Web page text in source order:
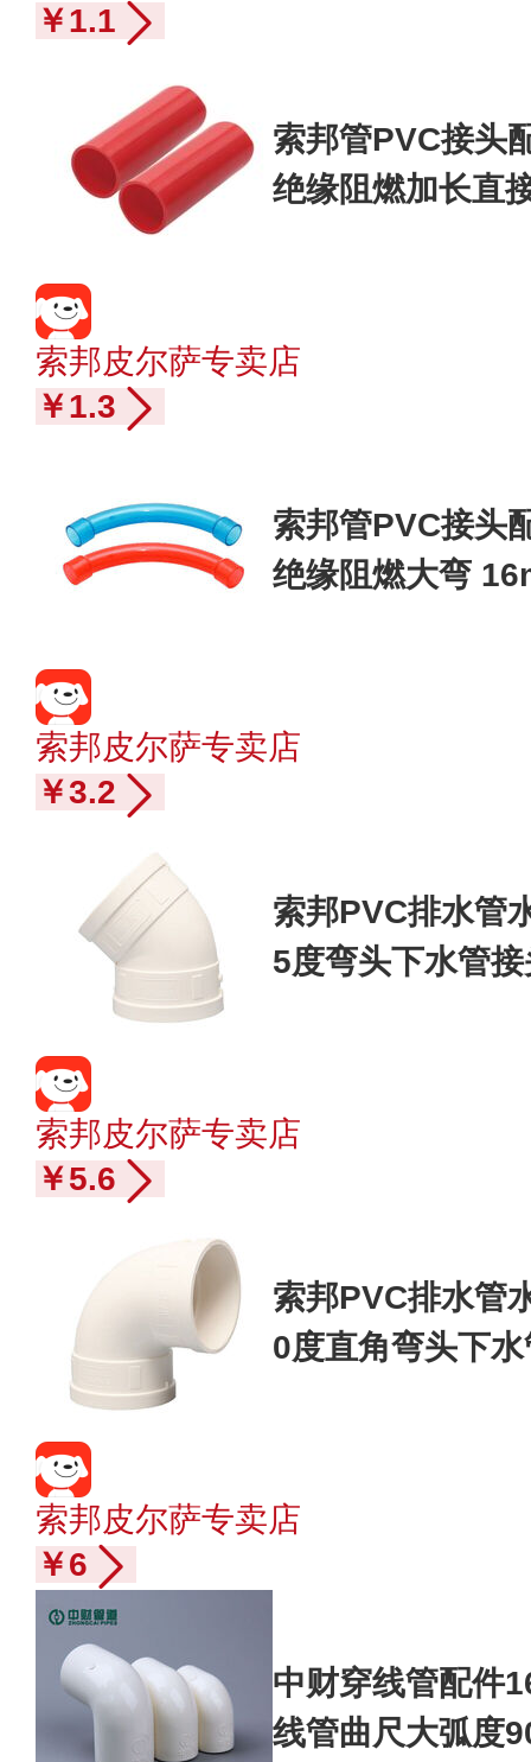
￥1.1
索邦管PVC接头
绝缘阻燃加长直
索邦皮尔萨专卖店
￥1.3
索邦管PVC接头
绝缘阻燃大弯
索邦皮尔萨专卖店
￥3.2
索邦PVC排水管
5度弯头下水管
索邦皮尔萨专卖店
￥5.6
索邦PVC排水管
0度直角弯头下
索邦皮尔萨专卖店
￥6
中财穿线管配件
线管曲尺大弧度